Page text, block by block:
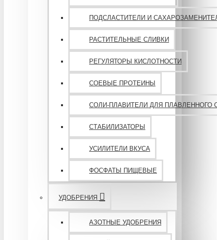
ПОДСЛАСТИТЕЛИ И
РАСТИТЕЛЬНЫЕ СЛИВКИ
РЕГУЛЯТОРЫ КИСЛОТНОСТИ
СОЕВЫЕ ПРОТЕИНЫ
СОЛИ-ПЛАВИТЕЛИ ДЛЯ ПЛАВЛЕННОГО
СТАБИЛИЗАТОРЫ
УСИЛИТЕЛИ ВКУСА
ФОСФАТЫ ПИЩЕВЫЕ
УДОБРЕНИЯ
АЗОТНЫЕ УДОБРЕНИЯ